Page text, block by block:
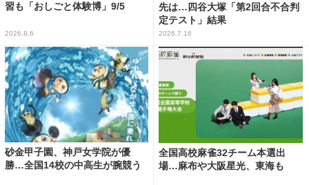
習も「おしごと体験博」9/5
2026.8.6
先は…四谷大塚「第2回合不合判
定テスト」結果
2026.7.16
砂金甲子園、神戸女学院が優
勝…全国14校の中高生が腕競う
全国高校麻雀32チーム本選出
場…麻布や大阪星光、東海も